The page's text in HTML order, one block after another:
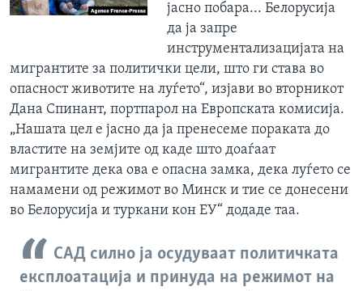
јасно побара... Белорусија
да ја запре
инструментализацијата на
мигрантите за политички цели, што ги става во
опасност животите на луѓето“, изјави во вторникот
Дана Спинант, портпарол на Европската комисија.
„Нашата цел е јасно да ја пренесеме пораката до
властите на земјите од каде што доаѓаат
мигрантите дека ова е опасна замка, дека луѓето се
намамени од режимот во Минск и тие се донесени
во Белорусија и туркани кон ЕУ“ додаде таа.
САД силно ја осудуваат политичката
експлоатација и принуда на режимот на